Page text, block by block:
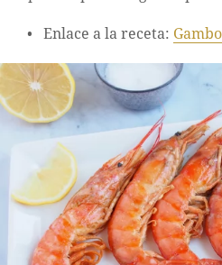
Enlace a la receta: